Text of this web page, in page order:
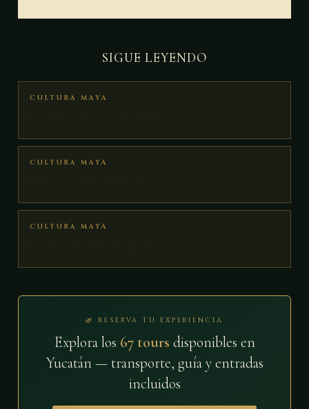
SIGUE LEYENDO
CULTURA MAYA
CULTURA MAYA
CULTURA MAYA
🌿 RESERVA TU EXPERIENCIA
Explora los 67 tours disponibles en
Yucatán — transporte, guía y entradas
incluidos